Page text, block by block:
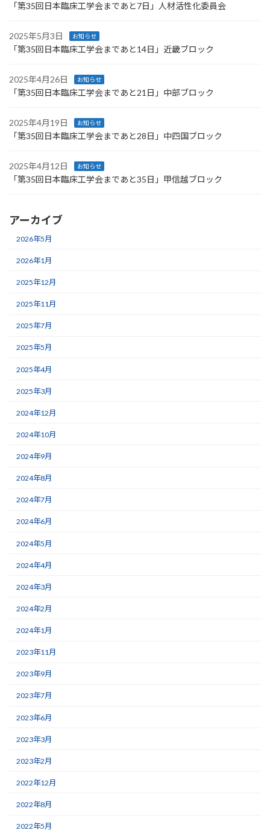
「第35回日本臨床工学会まであと7日」人材活性化委員会
2025年5月3日 お知らせ
「第35回日本臨床工学会まであと14日」近畿ブロック
2025年4月26日 お知らせ
「第35回日本臨床工学会まであと21日」中部ブロック
2025年4月19日 お知らせ
「第35回日本臨床工学会まであと28日」中四国ブロック
2025年4月12日 お知らせ
「第35回日本臨床工学会まであと35日」甲信越ブロック
アーカイブ
2026年5月
2026年1月
2025年12月
2025年11月
2025年7月
2025年5月
2025年4月
2025年3月
2024年12月
2024年10月
2024年9月
2024年8月
2024年7月
2024年6月
2024年5月
2024年4月
2024年3月
2024年2月
2024年1月
2023年11月
2023年9月
2023年7月
2023年6月
2023年3月
2023年2月
2022年12月
2022年8月
2022年5月